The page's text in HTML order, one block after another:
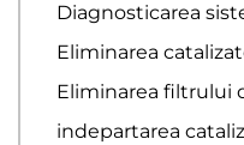
Diagnosticarea
Eliminarea
Eliminarea filtrului
indepartarea